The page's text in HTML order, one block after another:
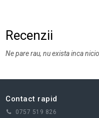
Recenzii
Ne pare rau, nu exista inca
Contact rapid
0757 519 826